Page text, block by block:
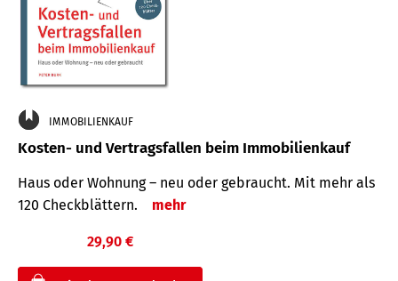
IMMOBILIENKAUF
Kosten- und Vertragsfallen beim Immobilienkauf
Haus oder Wohnung – neu oder gebraucht. Mit mehr als
120 Check­blättern.
mehr
29,90 €